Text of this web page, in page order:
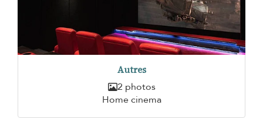
Autres
2 photos
Home cinema